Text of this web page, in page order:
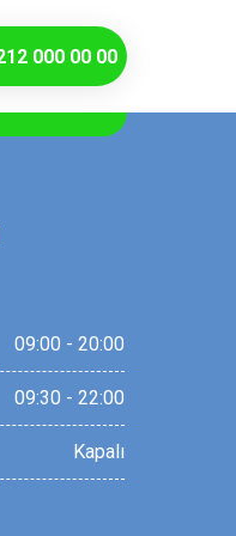
000 00 00
09:00 - 20:00
09:30 - 22:00
Kapalı